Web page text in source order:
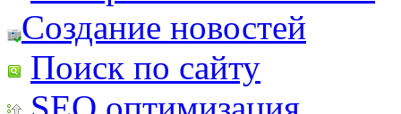
Создание новостей
Поиск по сайту